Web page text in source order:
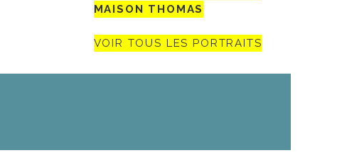
MAISON THOMAS
VOIR TOUS LES PORTRAITS